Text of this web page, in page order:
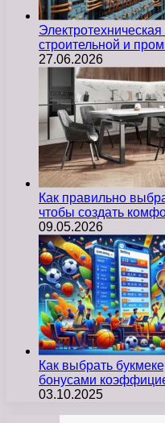
строительной и
27.06.2026
Как правильно
чтобы создать
09.05.2026
Как выбрать
бонусами
03.10.2025